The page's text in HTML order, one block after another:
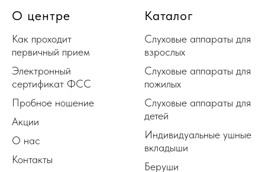
О центре
Как проходит
первичный прием
Электронный
сертификат ФСС
Пробное ношение
Акции
О нас
Контакты
Каталог
Слуховые аппараты для
взрослых
Слуховые аппараты для
пожилых
Слуховые аппараты для
детей
Индивидуальные ушные
вкладыши
Беруши